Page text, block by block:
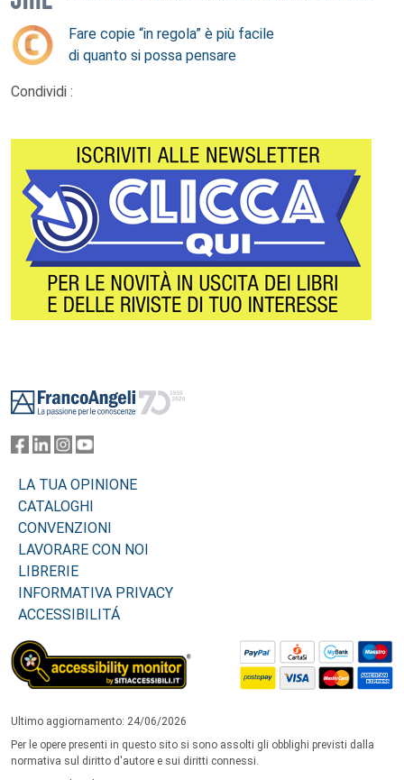
Fare copie “in regola” è più facile
di quanto si possa pensare
Condividi :
LA TUA OPINIONE
CATALOGHI
CONVENZIONI
LAVORARE CON NOI
LIBRERIE
INFORMATIVA PRIVACY
ACCESSIBILITÁ
Ultimo aggiornamento: 24/06/2026
Per le opere presenti in questo sito si sono assolti gli obblighi previsti dalla
normativa sul diritto d'autore e sui diritti connessi.